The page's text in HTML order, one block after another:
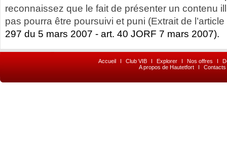
reconnaissez que le fait de présenter un contenu
pas pourra être poursuivi et puni (Extrait de
297 du 5 mars 2007 - art. 40 JORF 7 mars 2007).
Accueil I Club VIB I Explorer I Nos offres I
A propos de Hautetfort
I Contacts